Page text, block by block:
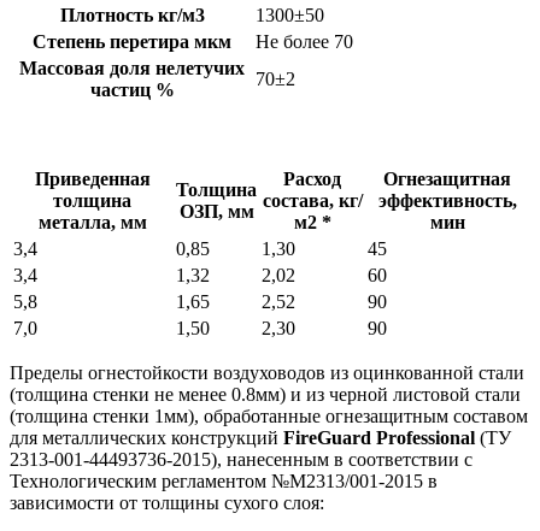
Плотность кг/м3
1300±50
Степень перетира мкм
Не более 70
Массовая доля нелетучих
частиц %
70±2
Приведенная
толщина
металла, мм
Толщина
ОЗП, мм
Расход
состава, кг/
м2 *
Огнезащитная
эффективность,
мин
3,4
0,85 1,30
45
3,4
1,32 2,02
60
5,8
1,65 2,52
90
7,0
1,50 2,30 90
Пределы огнестойкости воздуховодов из оцинкованной стали
(толщина стенки не менее 0.8мм) и из черной листовой стали
(толщина стенки 1мм), обработанные огнезащитным составом
для металлических конструкций FireGuard Professional (ТУ
2313-001-44493736-2015), нанесенным в соответствии с
Технологическим регламентом №М2313/001-2015 в
зависимости от толщины сухого слоя: